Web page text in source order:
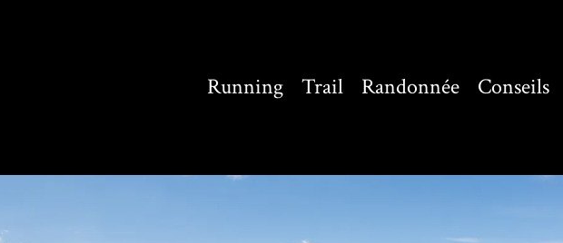
Running Trail Randonnée Conseils